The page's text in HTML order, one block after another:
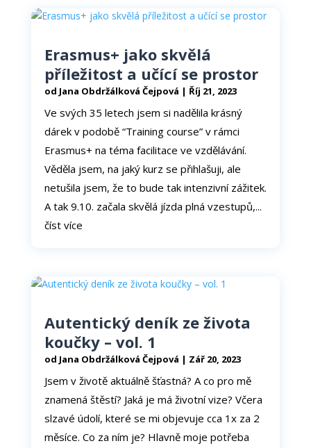
Erasmus+ jako skvělá
příležitost a učící se prostor
od Jana Obdržálková Čejpová | Říj 21, 2023
Ve svých 35 letech jsem si nadělila krásný
dárek v podobě “Training course” v rámci
Erasmus+ na téma facilitace ve vzdělávání.
Věděla jsem, na jaký kurz se přihlašuji, ale
netušila jsem, že to bude tak intenzivní zážitek.
A tak 9.10. začala skvělá jízda plná vzestupů,...
číst více
Autentický deník ze života
koučky – vol. 1
od Jana Obdržálková Čejpová | Zář 20, 2023
Jsem v životě aktuálně šťastná? A co pro mě
znamená štěstí? Jaká je má životní vize? Včera
slzavé údolí, které se mi objevuje cca 1x za 2
měsíce. Co za ním je? Hlavně moje potřeba